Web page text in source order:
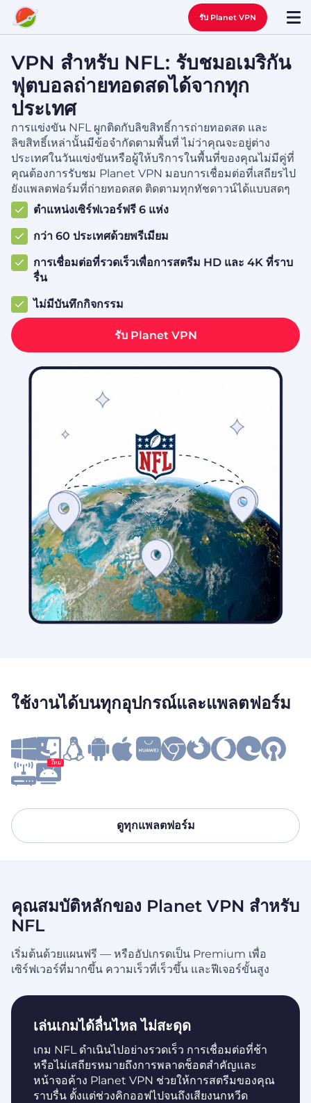
รับ Planet VPN
VPN สำหรับ NFL: รับชมอเมริกัน
ฟุตบอลถ่ายทอดสดได้จากทุก
ประเทศ
การแข่งขัน NFL ผูกติดกับลิขสิทธิ์การถ่ายทอดสด และ
ลิขสิทธิ์เหล่านั้นมีข้อจำกัดตามพื้นที่ ไม่ว่าคุณจะอยู่ต่าง
ประเทศในวันแข่งขันหรือผู้ให้บริการในพื้นที่ของคุณไม่มีคู่ที่
คุณต้องการรับชม Planet VPN มอบการเชื่อมต่อที่เสถียรไป
ยังแพลตฟอร์มที่ถ่ายทอดสด ติดตามทุกทัชดาวน์ได้แบบสดๆ
ตำแหน่งเซิร์ฟเวอร์ฟรี 6 แห่ง
กว่า 60 ประเทศด้วยพรีเมียม
การเชื่อมต่อที่รวดเร็วเพื่อการสตรีม HD และ 4K ที่ราบ
รื่น
ไม่มีบันทึกกิจกรรม
รับ Planet VPN
ใช้งานได้บนทุกอุปกรณ์และแพลตฟอร์ม
ใหม่
ดูทุกแพลตฟอร์ม
คุณสมบัติหลักของ Planet VPN สำหรับ
NFL
เริ่มต้นด้วยแผนฟรี — หรืออัปเกรดเป็น Premium เพื่อ
เซิร์ฟเวอร์ที่มากขึ้น ความเร็วที่เร็วขึ้น และฟีเจอร์ขั้นสูง
เล่นเกมได้ลื่นไหล ไม่สะดุด
เกม NFL ดำเนินไปอย่างรวดเร็ว การเชื่อมต่อที่ช้า
หรือไม่เสถียรหมายถึงการพลาดช็อตสำคัญและ
หน้าจอค้าง Planet VPN ช่วยให้การสตรีมของคุณ
ราบรื่น ตั้งแต่ช่วงคิกออฟไปจนถึงเสียงนกหวีด